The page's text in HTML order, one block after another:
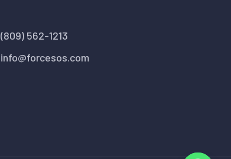
(809) 562-1213
info@forcesos.com